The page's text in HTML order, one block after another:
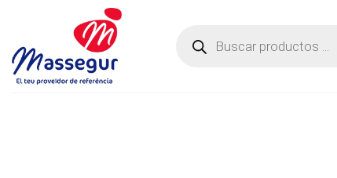
contenido
productos